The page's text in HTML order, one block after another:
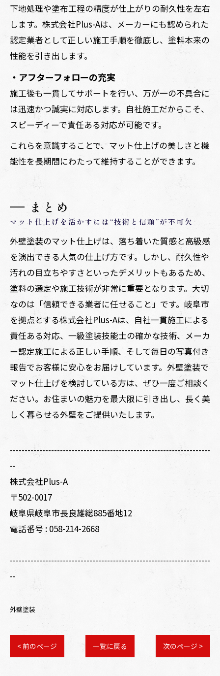
下地処理や塗布工程の精度が仕上がりの耐久性を左右
します。株式会社Plus-Aは、メーカーにも認められた
認定業者として正しい施工手順を徹底し、塗料本来の
性能を引き出します。
・アフターフォローの充実
施工後も一貫してサポートを行い、万が一の不具合に
は迅速かつ誠実に対応します。自社施工だからこそ、
スピーディーで責任ある対応が可能です。
これらを意識することで、マット仕上げの美しさと機
能性を長期間にわたって維持することができます。
まとめ
マット仕上げを活かすには“技術と信頼”が不可欠
外壁塗装のマット仕上げは、落ち着いた質感と高級感
を演出できる人気の仕上げ方です。しかし、耐久性や
汚れの目立ちやすさといったデメリットもあるため、
塗料の選定や施工技術が非常に重要となります。大切
なのは「信頼できる業者に任せること」です。岐阜市
を拠点とする株式会社Plus-Aは、自社一貫施工による
責任ある対応、一級塗装技能士の確かな技術、メーカ
ー認定施工による正しい手順、そして毎日の写真付き
報告でお客様に安心をお届けしています。外壁塗装で
マット仕上げを検討している方は、ぜひ一度ご相談く
ださい。お住まいの魅力を最大限に引き出し、長く美
しく暮らせる外壁をご提供いたします。
--------------------------------------------------------------------
--
株式会社Plus-A
〒502-0017
岐阜県岐阜市長良雄総885番地12
電話番号 : 058-214-2668
--------------------------------------------------------------------
--
外壁塗装
< 前のページ 一覧に戻る 次のページ >